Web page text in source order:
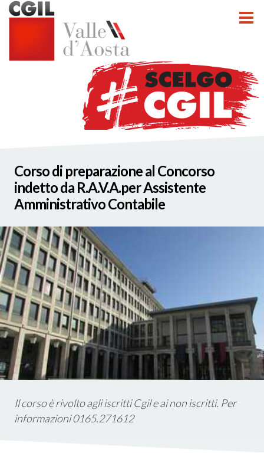
Corso di preparazione al Concorso
indetto da R.A.V.A.per Assistente
Amministrativo Contabile
Il corso è rivolto agli iscritti Cgil e ai non iscritti. Per
informazioni 0165.271612
INCA